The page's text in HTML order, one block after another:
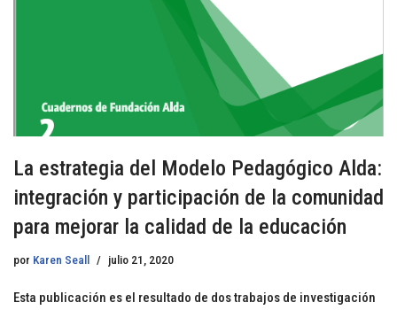
La estrategia del Modelo Pedagógico Alda:
integración y participación de la comunidad
para mejorar la calidad de la educación
por Karen Seall julio 21, 2020
Esta publicación es el resultado de dos trabajos de investigación